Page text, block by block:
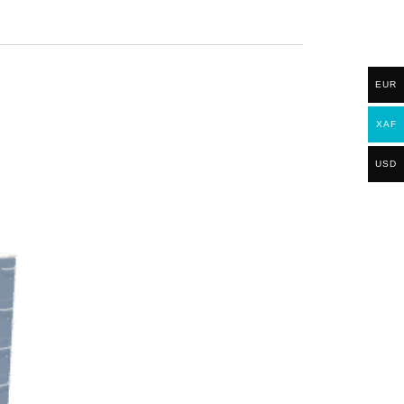
EUR
XAF
USD